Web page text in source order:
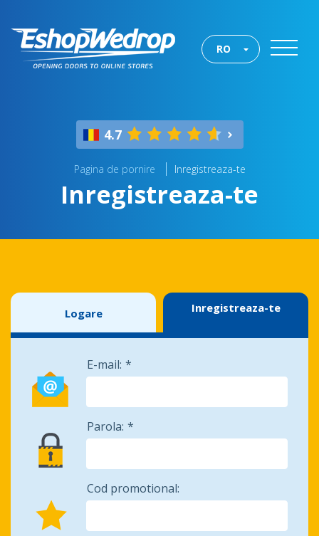
RO
4.7
Pagina de pornire Inregistreaza-te
Inregistreaza-te
Logare Inregistreaza-te
E-mail:
Parola:
Cod promotional: